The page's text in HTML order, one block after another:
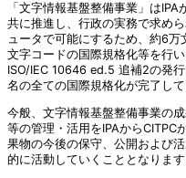
「文字情報基盤整備事業」は
共に推進し、行政の実務で求め
ュータで可能にするため、約6
文字コードの国際規格化等を行
ISO/IEC 10646 ed.5 追補2の発
名の全ての国際規格化が完了して
今般、文字情報基盤整備事業の
等の管理・活用をIPAからCITPC
果物の今後の保守、公開および
的に活動していくこととなります